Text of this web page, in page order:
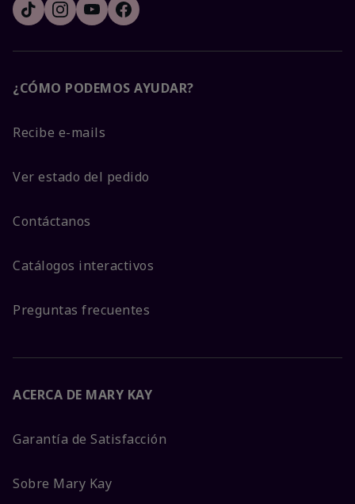
¿CÓMO PODEMOS AYUDAR?
Recibe e-mails
Ver estado del pedido
Contáctanos
Catálogos interactivos
Preguntas frecuentes
ACERCA DE MARY KAY
Garantía de Satisfacción
Sobre Mary Kay